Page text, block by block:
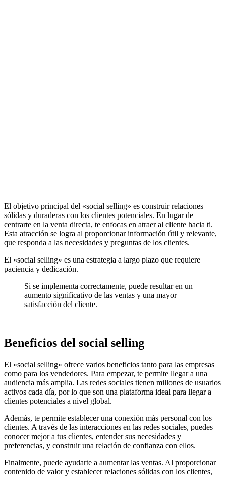
El objetivo principal del «social selling» es construir relaciones
sólidas y duraderas con los clientes potenciales. En lugar de
centrarte en la venta directa, te enfocas en atraer al cliente hacia ti.
Esta atracción se logra al proporcionar información útil y relevante,
que responda a las necesidades y preguntas de los clientes.
El «social selling» es una estrategia a largo plazo que requiere
paciencia y dedicación.
Si se implementa correctamente, puede resultar en un
aumento significativo de las ventas y una mayor
satisfacción del cliente.
Beneficios del social selling
El «social selling» ofrece varios beneficios tanto para las empresas
como para los vendedores. Para empezar, te permite llegar a una
audiencia más amplia. Las redes sociales tienen millones de usuarios
activos cada día, por lo que son una plataforma ideal para llegar a
clientes potenciales a nivel global.
Además, te permite establecer una conexión más personal con los
clientes. A través de las interacciones en las redes sociales, puedes
conocer mejor a tus clientes, entender sus necesidades y
preferencias, y construir una relación de confianza con ellos.
Finalmente, puede ayudarte a aumentar las ventas. Al proporcionar
contenido de valor y establecer relaciones sólidas con los clientes,